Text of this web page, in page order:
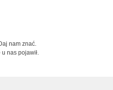
nam znać.
nas pojawił.